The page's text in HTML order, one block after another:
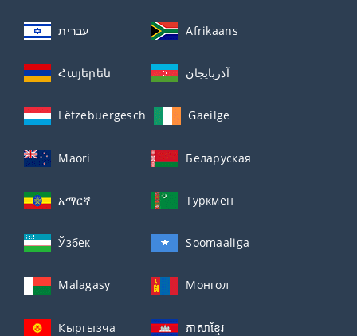
עברית Afrikaans
Հայերեն آذربايجان
Lëtzebuergesch Gaeilge
Maori Беларуская
አማርኛ Туркмен
Ўзбек Soomaaliga
Malagasy Монгол
Кыргызча ភាសាខ្មែរ